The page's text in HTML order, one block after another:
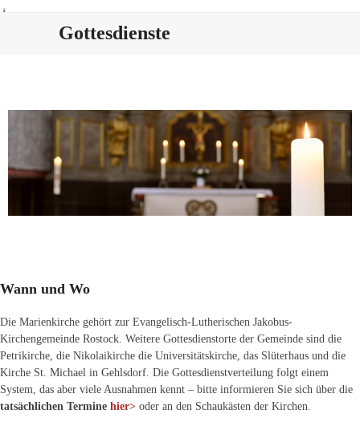
Skip
Open
Close
Gottesdienste
Wann und Wo
Die Marienkirche gehört zur Evangelisch-Lutherischen Jakobus-
Kirchengemeinde Rostock. Weitere Gottesdienstorte der Gemeinde sind die
Petrikirche, die Nikolaikirche die Universitätskirche, das Slüterhaus und die
Kirche St. Michael in Gehlsdorf. Die Gottesdienstverteilung folgt einem
System, das aber viele Ausnahmen kennt – bitte informieren Sie sich über die
tatsächlichen Termine hier> oder an den Schaukästen der Kirchen.